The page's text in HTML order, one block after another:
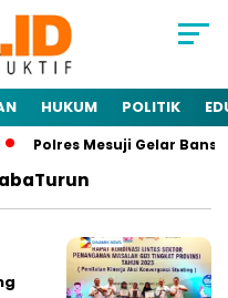
HUKUM POLITIK
Polres Mesuji Gelar